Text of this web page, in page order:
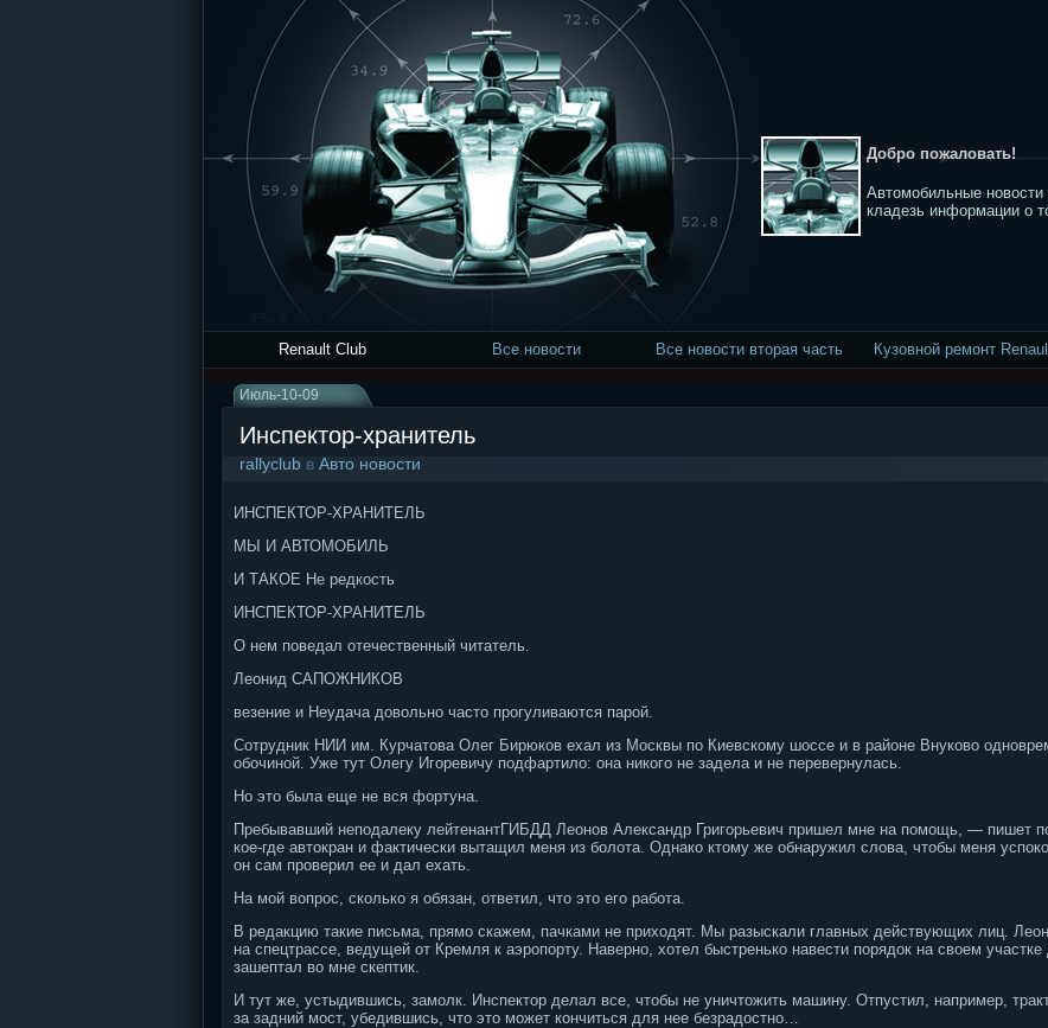
Добро пожаловать!
Автомобильные
кладезь информации о
Renault Club Все новости Все новости вторая часть Кузовной ремонт
Июль-10-09
Инспектор-хранитель
rallyclub в Авто новости
ИНСПЕКТОР-ХРАНИТЕЛЬ
МЫ И АВТОМОБИЛЬ
И ТАКОЕ Не редкость
ИНСПЕКТОР-ХРАНИТЕЛЬ
О нем поведал отечественный читатель.
Леонид САПОЖНИКОВ
везение и Неудача довольно часто прогуливаются парой.
Сотрудник НИИ им. Курчатова Олег Бирюков ехал из Москвы по Киевскому шоссе и в районе Внуково
обочиной. Уже тут Олегу Игоревичу подфартило: она никого не задела и не перевернулась.
Но это была еще не вся фортуна.
Пребывавший неподалеку лейтенантГИБДД Леонов Александр Григорьевич пришел мне на помощь, — пишет
кое-где автокран и фактически вытащил меня из болота. Однако ктому же обнаружил слова, чтобы меня
он сам проверил ее и дал ехать.
На мой вопрос, сколько я обязан, ответил, что это его работа.
В редакцию такие письма, прямо скажем, пачками не приходят. Мы разыскали главных действующих лиц.
на спецтрассе, ведущей от Кремля к аэропорту. Наверно, хотел быстренько навести порядок на своем
зашептал во мне скептик.
И тут же, устыдившись, замолк. Инспектор делал все, чтобы не уничтожить машину. Отпустил, например,
за задний мост, убедившись, что это может кончиться для нее безрадостно…